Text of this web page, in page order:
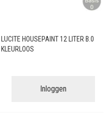
LUCITE HOUSEPAINT 12 LITER B.0
KLEURLOOS
Inloggen